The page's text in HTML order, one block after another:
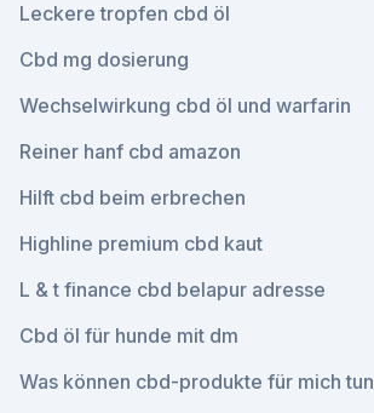
Leckere tropfen cbd öl
Cbd mg dosierung
Wechselwirkung cbd öl und warfarin
Reiner hanf cbd amazon
Hilft cbd beim erbrechen
Highline premium cbd kaut
L & t finance cbd belapur adresse
Cbd öl für hunde mit dm
Was können cbd-produkte für mich tun_